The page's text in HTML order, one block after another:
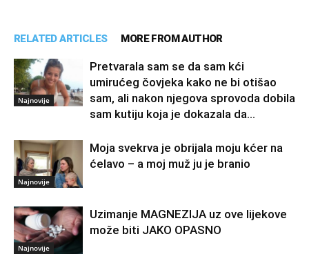
RELATED ARTICLES MORE FROM AUTHOR
Najnovije
Pretvarala sam se da sam kći
umirućeg čovjeka kako ne bi otišao
sam, ali nakon njegova sprovoda dobila
sam kutiju koja je dokazala da...
Najnovije
Moja svekrva je obrijala moju kćer na
ćelavo – a moj muž ju je branio
Najnovije
Uzimanje MAGNEZIJA uz ove lijekove
može biti JAKO OPASNO